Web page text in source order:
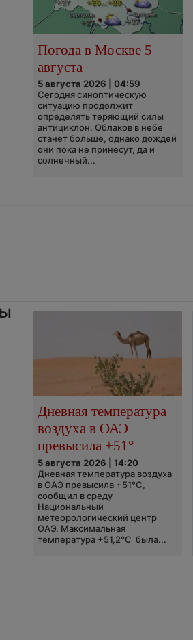
Погода в Москве 5
августа
5 августа 2026 | 04:59
Сегодня синоптическую
ситуацию продолжит
определять теряющий силы
антициклон. Облаков в небе
станет больше, однако дождей
они пока не принесут, да и
солнечный...
Дневная температура
воздуха в ОАЭ
превысила +51°
5 августа 2026 | 14:20
Дневная температура воздуха
в ОАЭ превысила +51°C,
сообщил в среду
Национальный
метеорологический центр
ОАЭ. Максимальная
температура +51,2°C была...